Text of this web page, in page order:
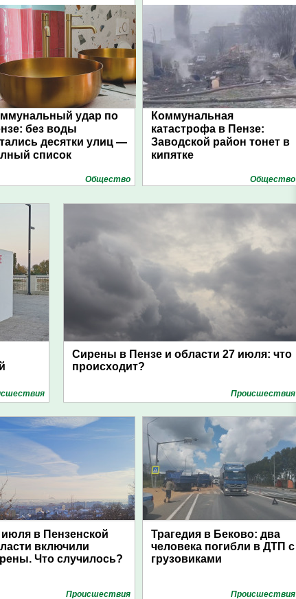
удар по
без воды
десятки улиц —
список
Общество
Коммунальная
катастрофа в Пензе:
Заводской район тонет в
кипятке
Общество
Сирены в Пензе и области 27 июля: что
происходит?
Проиcшествия
июля в Пензенской
включили
Что случилось?
Проиcшествия
Трагедия в Беково: два
человека погибли в ДТП с
грузовиками
Проиcшествия